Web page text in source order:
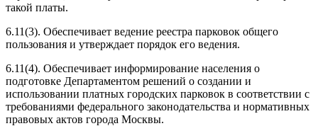
такой платы.
6.11(3). Обеспечивает ведение реестра парковок общего
пользования и утверждает порядок его ведения.
6.11(4). Обеспечивает информирование населения о
подготовке Департаментом решений о создании и
использовании платных городских парковок в соответствии с
требованиями федерального законодательства и нормативных
правовых актов города Москвы.